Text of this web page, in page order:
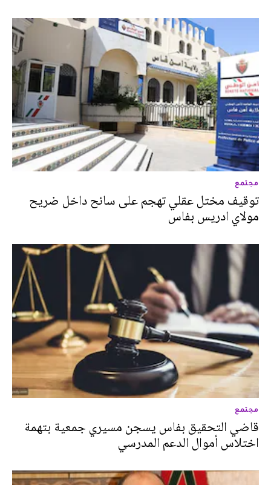
مجتمع
توقيف مختل عقلي تهجم على سائح داخل ضريح
مولاي ادريس بفاس
مجتمع
قاضي التحقيق بفاس يسجن مسيري جمعية بتهمة
اختلاس أموال الدعم المدرسي